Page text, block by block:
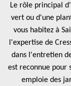
Le rôle principal
vert ou d'une
vous habitez à
l'expertise de
dans l'entretien
est reconnue pour
emploie des